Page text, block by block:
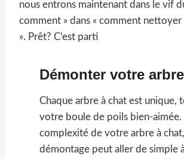
nous entrons maintenant dans le vif
comment » dans « comment nettoyer
». Prêt? C’est parti
Démonter votre
Chaque arbre à chat est unique,
votre boule de poils bien-aimée.
complexité de votre arbre à
démontage peut aller de simple à